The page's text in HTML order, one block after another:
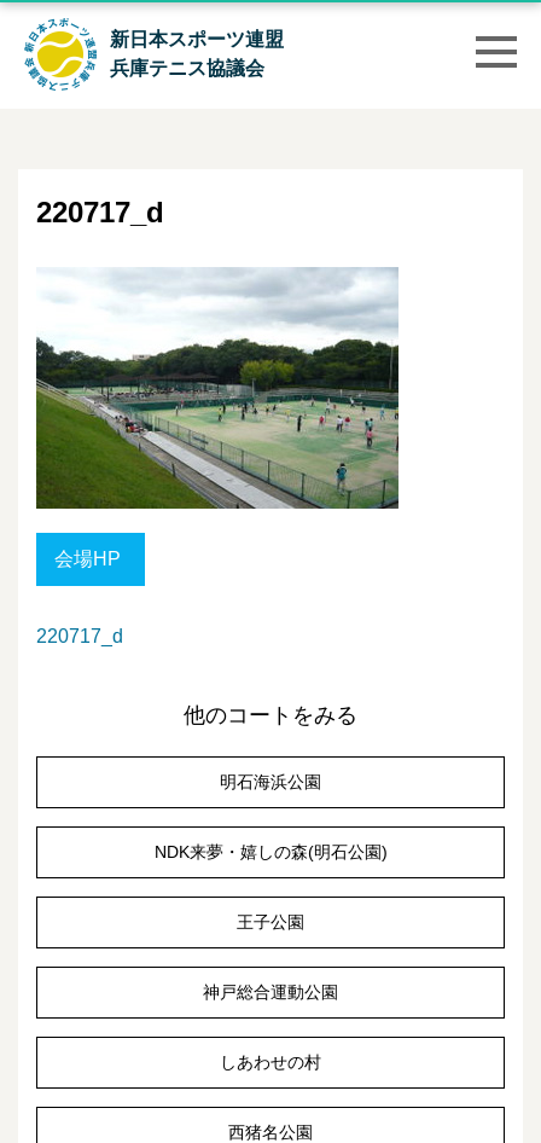
新日本スポーツ連盟
兵庫テニス協議会
220717_d
会場HP
220717_d
他のコートをみる
明石海浜公園
NDK来夢・嬉しの森(明石公園)
王子公園
神戸総合運動公園
しあわせの村
西猪名公園